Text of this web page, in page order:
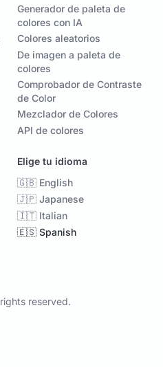
Generador de paleta de
colores con IA
Colores aleatorios
De imagen a paleta de
colores
Comprobador de Contraste
de Color
Mezclador de Colores
API de colores
Elige tu idioma
🇬🇧 English
🇯🇵 Japanese
🇮🇹 Italian
🇪🇸 Spanish
reserved.